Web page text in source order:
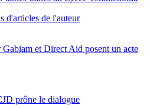
d'articles de l'auteur
Gabiam et Direct Aid posent un acte
prône le dialogue